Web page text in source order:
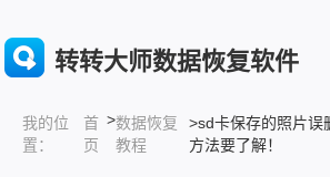
转转大师数据恢复软件
我的位
置：
首
页
>数据恢复
教程
>sd卡保存的照片误
方法要了解！